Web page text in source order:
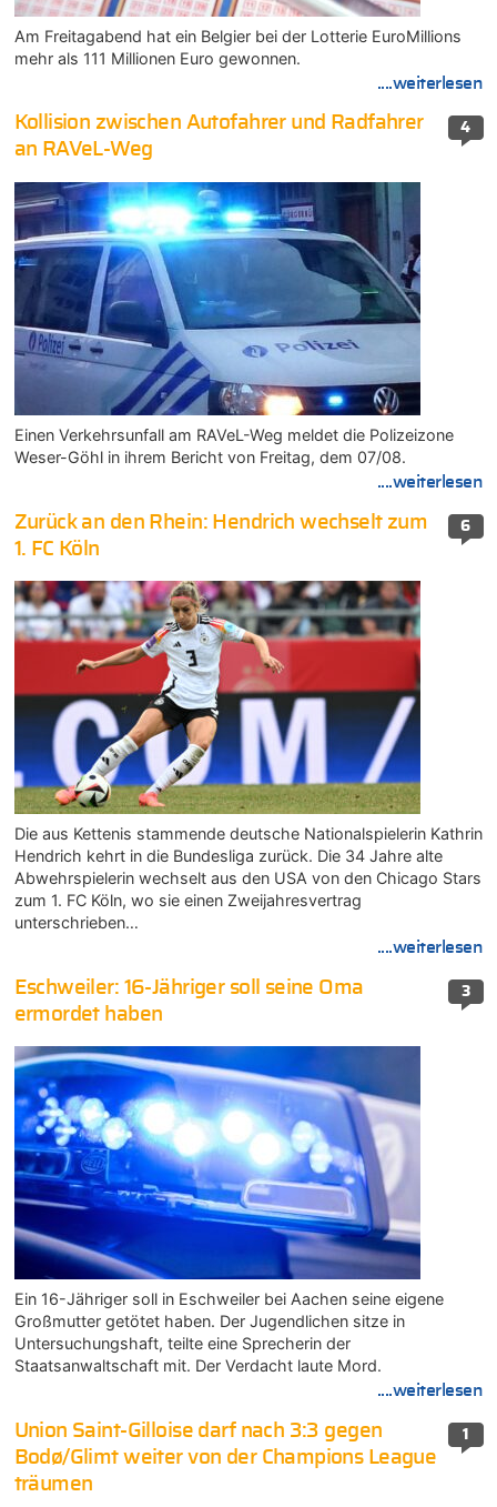
Am Freitagabend hat ein Belgier bei der Lotterie EuroMillions
mehr als 111 Millionen Euro gewonnen.
....weiterlesen
4
Kollision zwischen Autofahrer und Radfahrer
an RAVeL-Weg
Einen Verkehrsunfall am RAVeL-Weg meldet die Polizeizone
Weser-Göhl in ihrem Bericht von Freitag, dem 07/08.
....weiterlesen
6
Zurück an den Rhein: Hendrich wechselt zum
1. FC Köln
Die aus Kettenis stammende deutsche Nationalspielerin Kathrin
Hendrich kehrt in die Bundesliga zurück. Die 34 Jahre alte
Abwehrspielerin wechselt aus den USA von den Chicago Stars
zum 1. FC Köln, wo sie einen Zweijahresvertrag
unterschrieben…
....weiterlesen
3
Eschweiler: 16-Jähriger soll seine Oma
ermordet haben
Ein 16-Jähriger soll in Eschweiler bei Aachen seine eigene
Großmutter getötet haben. Der Jugendlichen sitze in
Untersuchungshaft, teilte eine Sprecherin der
Staatsanwaltschaft mit. Der Verdacht laute Mord.
....weiterlesen
1
Union Saint-Gilloise darf nach 3:3 gegen
Bodø/Glimt weiter von der Champions League
träumen